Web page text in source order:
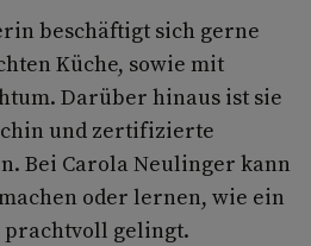
beschäftigt sich gerne
Küche, sowie mit
Darüber hinaus ist sie
und zertifizierte
Bei Carola Neulinger kann
oder lernen, wie ein
gelingt.